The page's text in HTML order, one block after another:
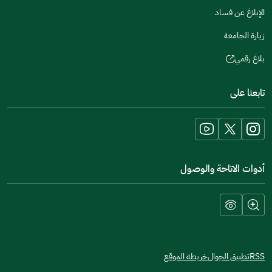
الإبلاغ عن فساد
زيارة الجامعة
بلاغ رقمي
(opens
new
window)
تابعنا على
أدوات الاتاحة والوصول
RSSتطبيق الجوالخريطة الموقع